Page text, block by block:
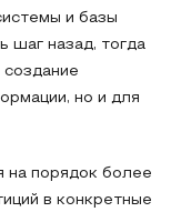
и базы
шаг назад, тогда
создание
но и для
на порядок более
в конкретные